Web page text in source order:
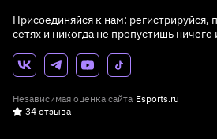
Присоединяйся к нам: регистрируйся,
сетях и никогда не пропустишь ничего
Независимая оценка сайта Esports.ru
34 отзыва